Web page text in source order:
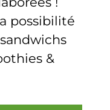
possibilité
&